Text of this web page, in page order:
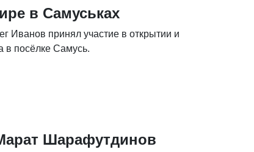
в Самуськах
Иванов принял участие в открытии и
в посёлке Самусь.
Шарафутдинов